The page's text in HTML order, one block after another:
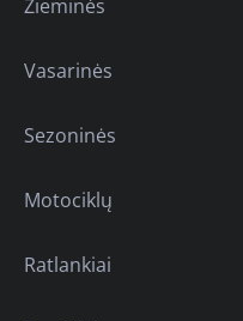
Žieminės
Vasarinės
Sezoninės
Motociklų
Ratlankiai